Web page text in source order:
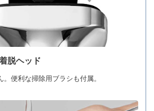
脱ヘッド
。便利な掃除用ブラシも付属。